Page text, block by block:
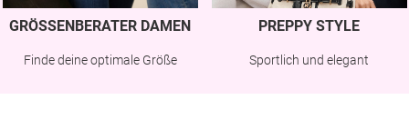
GRÖSSENBERATER DAMEN
Finde deine optimale Größe
PREPPY STYLE
Sportlich und elegant